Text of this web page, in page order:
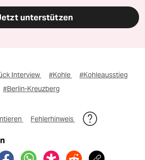
unterstützen
Interview #Kohle
#Kohleausstieg
#Berlin-Kreuzberg
Fehlerhinweis